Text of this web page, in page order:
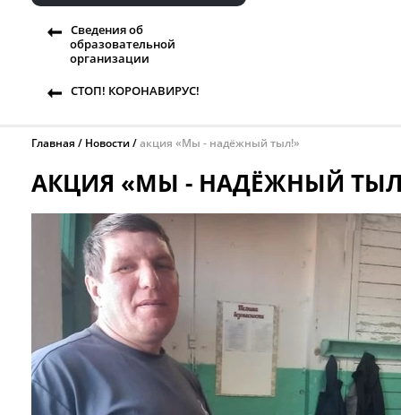
Сведения об
образовательной
организации
СТОП! КОРОНАВИРУС!
Главная Новости акция «Мы - надёжный тыл!»
АКЦИЯ «МЫ - НАДЁЖНЫЙ